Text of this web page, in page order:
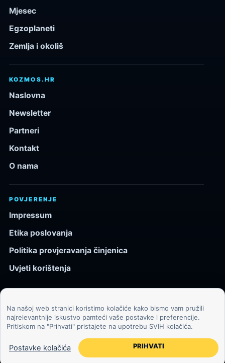
Mjesec
Egzoplaneti
Zemlja i okoliš
KOZMOS.HR
Naslovna
Newsletter
Partneri
Kontakt
O nama
POVJERENJE
Impressum
Etika poslovanja
Politika provjeravanja činjenica
Uvjeti korištenja
© 2026 Kozmos.hr. Sva prava pridržana.
Svemir, znanost, tehnologija i velike ideje za znatiželjne
čitatelje.
Na našoj web stranici koristimo kolačiće kako bismo vam pružili
najrelevantnije iskustvo pamteći vaše postavke i preferencije.
Pritiskom na "Prihvati" pristajete na upotrebu SVIH kolačića.
Postavke kolačića PRIHVATI